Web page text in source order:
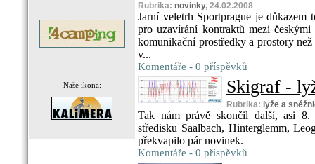
Naše ikona:
Rubrika: novinky, 24.02.2008
Jarní veletrh Sportprague je
pro uzavírání kontraktů mezi
komunikační prostředky a prostory
v...
Komentáře - 0 příspěvků
Skigraf -
Rubrika: lyže a
Tak nám právě skončil další, asi
středisku Saalbach, Hinterglemm,
překvapilo pár novinek.
Komentáře - 0 příspěvků